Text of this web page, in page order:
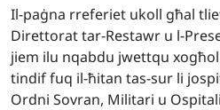
Il-paġna rreferiet ukoll għal
Direttorat tar-Restawr u l-
jiem ilu nqabdu jwettqu
tindif fuq il-ħitan tas-sur li
Ordni Sovran, Militari u